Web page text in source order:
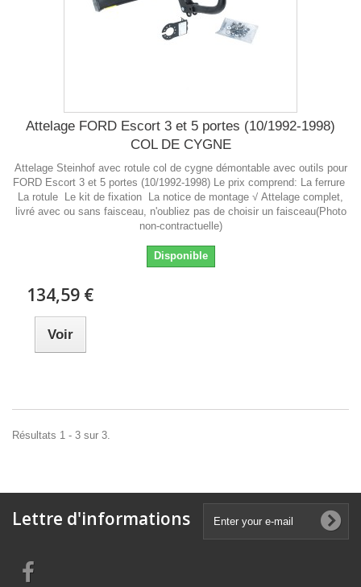
Attelage FORD Escort 3 et 5 portes (10/1992-1998)
COL DE CYGNE
Attelage Steinhof avec rotule col de cygne démontable avec outils pour
FORD Escort 3 et 5 portes (10/1992-1998) Le prix comprend: La ferrure
La rotule Le kit de fixation La notice de montage √ Attelage complet,
livré avec ou sans faisceau, n'oubliez pas de choisir un faisceau(Photo
non-contractuelle)
Disponible
134,59 €
Voir
Résultats 1 - 3 sur 3.
Lettre d'informations